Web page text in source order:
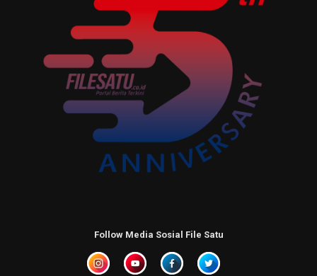
Follow Media Sosial File Satu